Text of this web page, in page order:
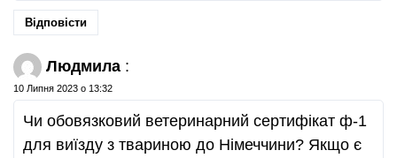
Відповісти
Людмила :
10 Липня 2023 о 13:32
Чи обовязковий ветеринарний сертифікат ф-1
для виїзду з твариною до Німеччини? Якщо є